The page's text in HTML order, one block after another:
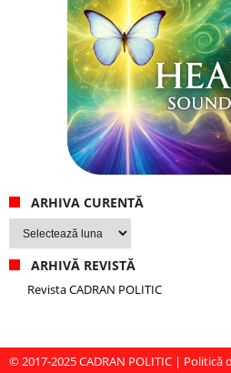
ARHIVA CURENTĂ
Arhiva
curentă
ARHIVĂ REVISTĂ
Revista CADRAN POLITIC
© 2017-2025CADRAN POLITIC | Politică